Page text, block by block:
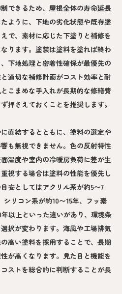
できるため、屋根全体の寿命延長
ように、下地の劣化状態や既存塗
で、素材に応じた下塗りと補修を
ります。塗装は塗料を塗れば終わ
下地処理と密着性確保が最優先の
適切な補修計画がコスト効率と耐
こまめな手入れが長期的な修繕費
押さえておくことを推奨します。
直結するとともに、塗料の選定や
も無視できません。色の反射特性
温度や室内の冷暖房負荷に差が生
視する場合は塗料の性能を優先し
安としてはアクリル系が約5〜7
シリコン系が約10〜15年、フッ素
以上といった違いがあり、環境条
択が変わります。海風や工場排気
高い塗料を採用することで、長期
が高くなります。見た目と機能を
ストを総合的に判断することが長